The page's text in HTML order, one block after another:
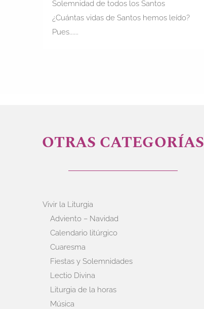
Solemnidad de todos los Santos
¿Cuántas vidas de Santos hemos leído?
Pues......
OTRAS CATEGORÍAS
Vivir la Liturgia
Adviento – Navidad
Calendario litúrgico
Cuaresma
Fiestas y Solemnidades
Lectio Divina
Liturgia de la horas
Música